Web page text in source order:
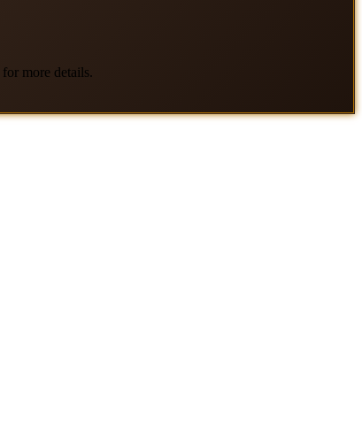
for more details.